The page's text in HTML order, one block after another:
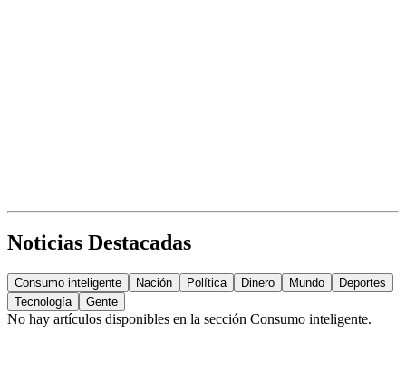
Noticias Destacadas
Consumo inteligente Nación Política Dinero Mundo
Deportes
Tecnología
Gente
No hay artículos disponibles en la sección Consumo inteligente.